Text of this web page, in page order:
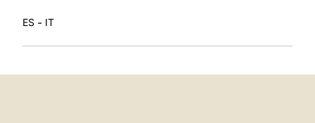
ES - IT